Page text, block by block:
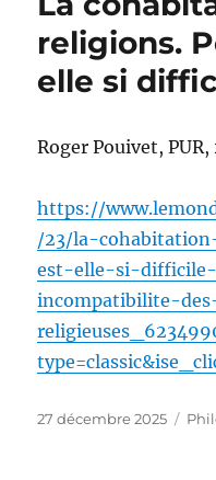
religions.
elle si
Roger Pouivet, PUR,
https://
/23/la-
est-elle-si-
incompatibilite-
Publié
27 décembre 2025